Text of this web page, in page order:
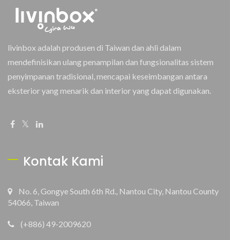
livinbox adalah produsen di Taiwan dan ahli dalam
mendefinisikan ulang penampilan dan fungsionalitas sistem
penyimpanan tradisional, mencapai keseimbangan antara
eksterior yang menarik dan interior yang dapat digunakan.
Kontak Kami
No. 6, Gongye South 6th Rd., Nantou City, Nantou County
54066, Taiwan
(+886) 49-2009620